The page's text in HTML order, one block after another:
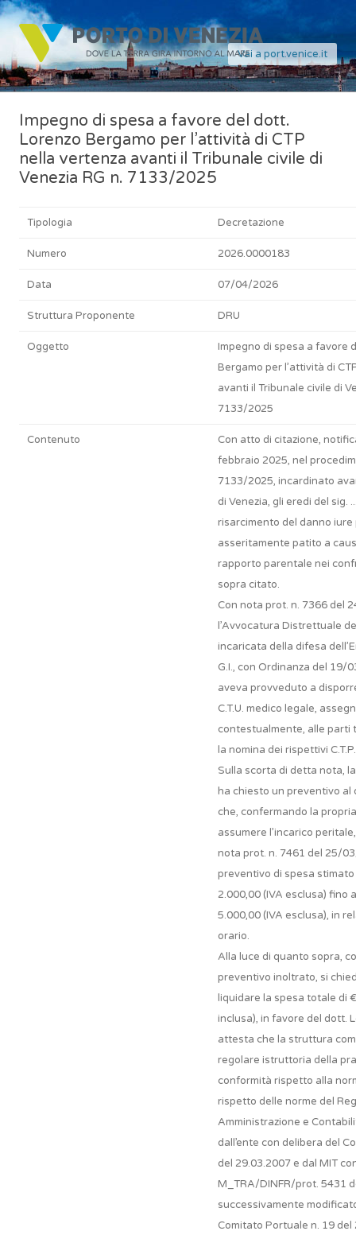
Vai a port.venice.it
Impegno di spesa a favore del dott.
Lorenzo Bergamo per l’attività di CTP
nella vertenza avanti il Tribunale civile di
Venezia RG n. 7133/2025
Tipologia Decretazione
Numero 2026.0000183
Data 07/04/2026
Struttura Proponente DRU
Oggetto
Impegno di spesa a favore
Bergamo per l’attività di
avanti il Tribunale civile di
7133/2025
Contenuto
Con atto di citazione,
febbraio 2025, nel
7133/2025, incardinato
di Venezia, gli eredi del sig.
risarcimento del danno iure
asseritamente patito a
rapporto parentale nei
sopra citato.
Con nota prot. n. 7366 del
l’Avvocatura Distrettuale
incaricata della difesa
G.I., con Ordinanza del 19/
aveva provveduto a
C.T.U. medico legale,
contestualmente, alle parti
la nomina dei rispettivi C.T.P.
Sulla scorta di detta nota,
ha chiesto un preventivo al
che, confermando la
assumere l’incarico
nota prot. n. 7461 del 25/
preventivo di spesa stimato
2.000,00 (IVA esclusa) fino
5.000,00 (IVA esclusa), in
orario.
Alla luce di quanto sopra,
preventivo inoltrato, si
liquidare la spesa totale di
inclusa), in favore del dott.
attesta che la struttura
regolare istruttoria della
conformità rispetto alla
rispetto delle norme del
Amministrazione e
dall’ente con delibera del
del 29.03.2007 e dal MIT
M_TRA/DINFR/prot. 5431
successivamente
Comitato Portuale n. 19 del